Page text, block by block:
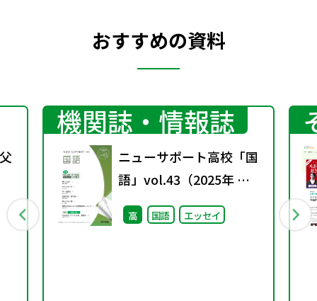
おすすめの資料
機関誌・情報誌
ニューサポート高校「国
語」vol.43（2025年 春
号）
高 国語 エッセイ